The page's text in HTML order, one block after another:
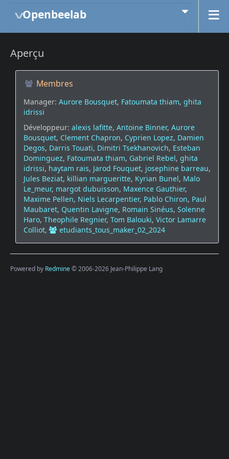
Openbeelab
Aperçu
Membres
Manager: Aurore Bousquet, Fatoumata thiam, ghita
idrissi
Développeur: alexis lafitte, Antoine Binner, Aurore
Bousquet, Clement Chapron, Cyprien Lopez, Damien
Degos, Darris Touati, Dimitri Tsekhanovich, Esteban
Dominguez, Fatoumata thiam, Gabriel Rebel, ghita
idrissi, haytam rais, Jarod Fouquet, josephine barreau,
Jules Beziat, killian margueritte, Kyrian Bunel, Malo
Le_meur, margot dubuisson, Maxence Gauthier,
Maxime Pellen, Niels Lecarpentier, Pablo Chiron, Paul
Maubaret, Quentin Lavigne, Romain Sinéus, Solenne
Haro, Theophile Regnier, Tom Balouki, Victor Lamarre
Colliot, etudiants_tous_maker_02_2024
Powered by Redmine© 2006-2026 Jean-Philippe Lang